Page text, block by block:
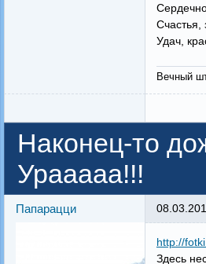
Счастья,
Удач,
Вечный
Наконец-то
Урааааа!!!
Папарацци
http://
Здесь